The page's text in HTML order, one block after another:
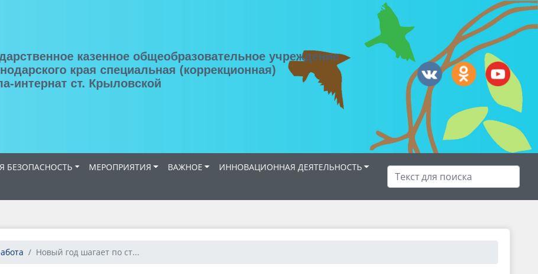
казенное общеобразовательное учреждение
края специальная (коррекционная)
интернат ст. Крыловской
БЕЗОПАСНОСТЬ МЕРОПРИЯТИЯ ВАЖНОЕ
ИННОВАЦИОННАЯ ДЕЯТЕЛЬНОСТЬ
Новый год шагает по ст...